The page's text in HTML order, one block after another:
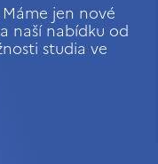
jen nové
naší nabídku od
studia ve